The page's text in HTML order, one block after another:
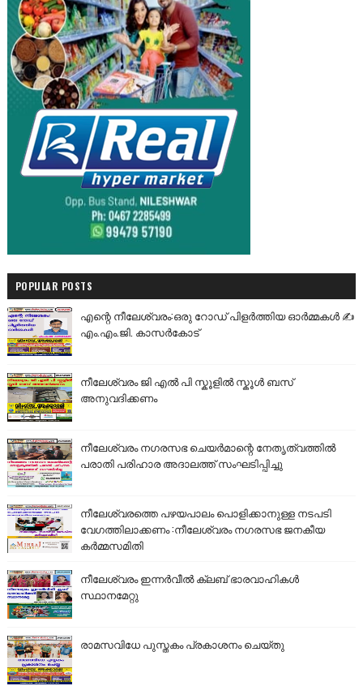
POPULAR POSTS
എന്റെ നീലേശ്വരം:ഒരു റോഡ് പിളർത്തിയ ഓർമ്മകൾ ✍️
എം.എം.ജി. കാസർകോട്
നീലേശ്വരം ജി എൽ പി സ്കൂളിൽ സ്കൂൾ ബസ്
അനുവദിക്കണം
നീലേശ്വരം നഗരസഭ ചെയർമാന്റെ നേതൃത്വത്തിൽ
പരാതി പരിഹാര അദാലത്ത് സംഘടിപ്പിച്ചു
നീലേശ്വരത്തെ പഴയപാലം പൊളിക്കാനുള്ള നടപടി
വേഗത്തിലാക്കണം :നീലേശ്വരം നഗരസഭ ജനകീയ
കർമ്മസമിതി
നീലേശ്വരം ഇന്നർവീൽ ക്ലബ് ഭാരവാഹികൾ
സ്ഥാനമേറ്റു
രാമസവിധേ പുസ്തകം പ്രകാശനം ചെയ്തു